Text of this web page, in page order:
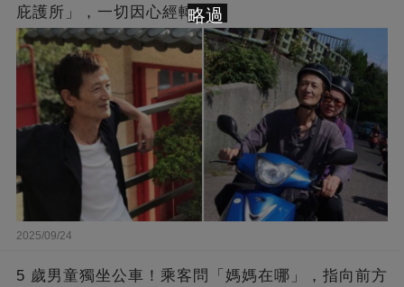
庇護所」，一切因心經轉變
2025/09/24
5 歲男童獨坐公車！乘客問「媽媽在哪」，指向前方
略過